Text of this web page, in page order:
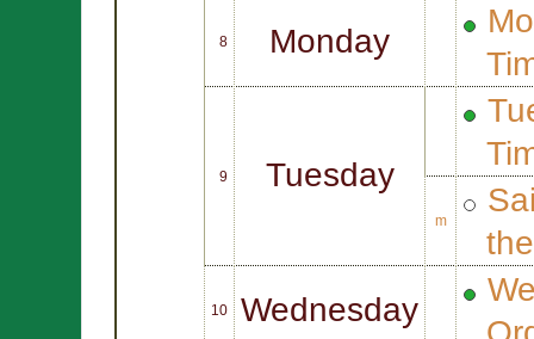
8 Monday
9 Tuesday
m
10 Wednesday